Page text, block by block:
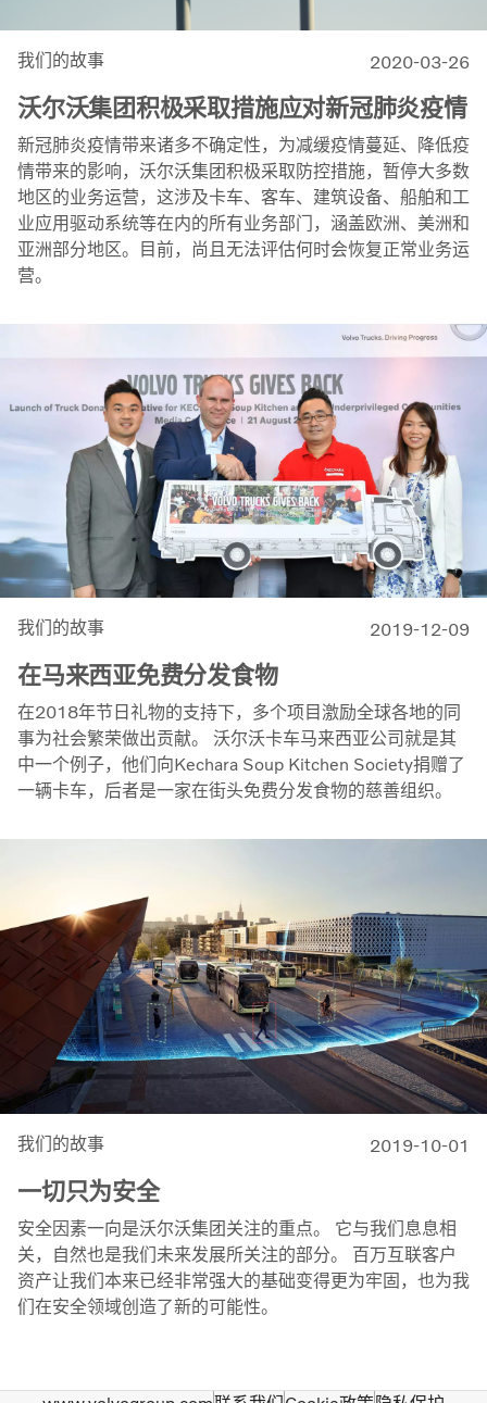
我们的故事 2020-03-26
沃尔沃集团积极采取措施应对新冠肺炎疫情
新冠肺炎疫情带来诸多不确定性，为减缓疫情蔓延、降低疫
情带来的影响，沃尔沃集团积极采取防控措施，暂停大多数
地区的业务运营，这涉及卡车、客车、建筑设备、船舶和工
业应用驱动系统等在内的所有业务部门，涵盖欧洲、美洲和
亚洲部分地区。目前，尚且无法评估何时会恢复正常业务运
营。
我们的故事 2019-12-09
在马来西亚免费分发食物
在2018年节日礼物的支持下，多个项目激励全球各地的同
事为社会繁荣做出贡献。 沃尔沃卡车马来西亚公司就是其
中一个例子，他们向Kechara Soup Kitchen Society捐赠了
一辆卡车，后者是一家在街头免费分发食物的慈善组织。
我们的故事 2019-10-01
一切只为安全
安全因素一向是沃尔沃集团关注的重点。 它与我们息息相
关，自然也是我们未来发展所关注的部分。 百万互联客户
资产让我们本来已经非常强大的基础变得更为牢固，也为我
们在安全领域创造了新的可能性。